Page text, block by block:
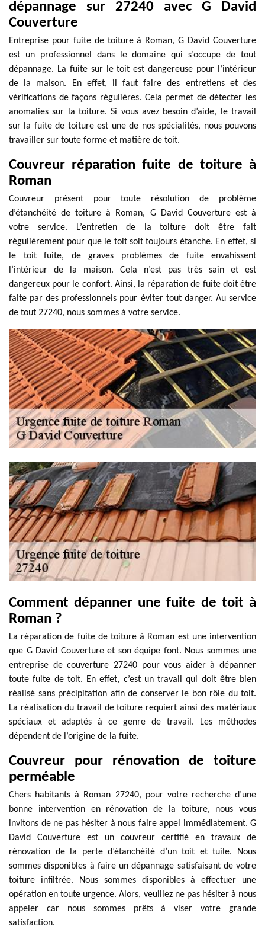
dépannage sur 27240 avec G David
Couverture
Entreprise pour fuite de toiture à Roman, G David Couverture
est un professionnel dans le domaine qui s’occupe de tout
dépannage. La fuite sur le toit est dangereuse pour l’intérieur
de la maison. En effet, il faut faire des entretiens et des
vérifications de façons régulières. Cela permet de détecter les
anomalies sur la toiture. Si vous avez besoin d’aide, le travail
sur la fuite de toiture est une de nos spécialités, nous pouvons
travailler sur toute forme et matière de toit.
Couvreur réparation fuite de toiture à
Roman
Couvreur présent pour toute résolution de problème
d’étanchéité de toiture à Roman, G David Couverture est à
votre service. L’entretien de la toiture doit être fait
régulièrement pour que le toit soit toujours étanche. En effet, si
le toit fuite, de graves problèmes de fuite envahissent
l’intérieur de la maison. Cela n’est pas très sain et est
dangereux pour le confort. Ainsi, la réparation de fuite doit être
faite par des professionnels pour éviter tout danger. Au service
de tout 27240, nous sommes à votre service.
Comment dépanner une fuite de toit à
Roman ?
La réparation de fuite de toiture à Roman est une intervention
que G David Couverture et son équipe font. Nous sommes une
entreprise de couverture 27240 pour vous aider à dépanner
toute fuite de toit. En effet, c’est un travail qui doit être bien
réalisé sans précipitation afin de conserver le bon rôle du toit.
La réalisation du travail de toiture requiert ainsi des matériaux
spéciaux et adaptés à ce genre de travail. Les méthodes
dépendent de l’origine de la fuite.
Couvreur pour rénovation de toiture
perméable
Chers habitants à Roman 27240, pour votre recherche d’une
bonne intervention en rénovation de la toiture, nous vous
invitons de ne pas hésiter à nous faire appel immédiatement. G
David Couverture est un couvreur certifié en travaux de
rénovation de la perte d’étanchéité d’un toit et tuile. Nous
sommes disponibles à faire un dépannage satisfaisant de votre
toiture infiltrée. Nous sommes disponibles à effectuer une
opération en toute urgence. Alors, veuillez ne pas hésiter à nous
appeler car nous sommes prêts à viser votre grande
satisfaction.